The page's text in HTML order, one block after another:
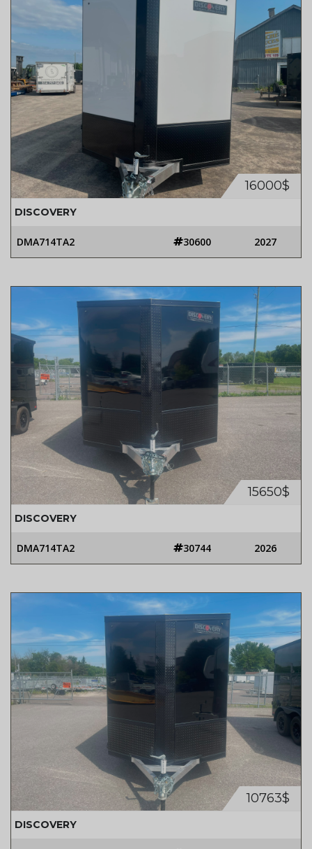
16000$
DISCOVERY
DMA714TA2 30600 2027
15650$
DISCOVERY
DMA714TA2 30744 2026
10763$
DISCOVERY